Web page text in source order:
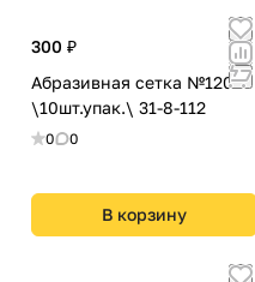
300 ₽
Абразивная сетка №120
\10шт.упак.\ 31-8-112
0 0
В корзину